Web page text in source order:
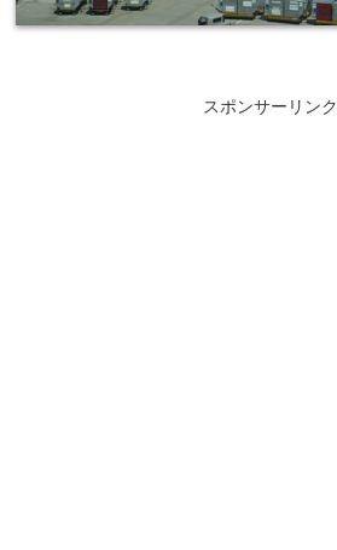
スポンサーリンク